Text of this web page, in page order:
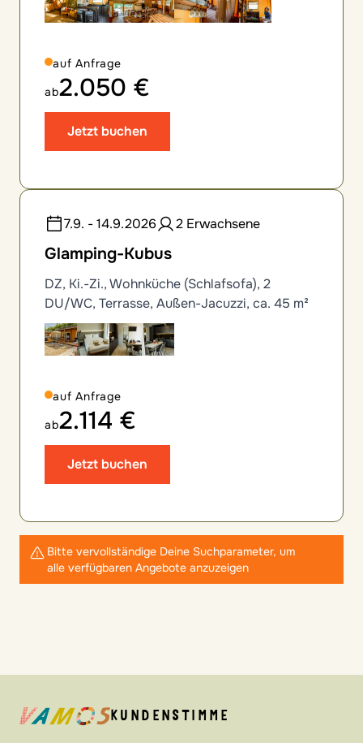
auf Anfrage
ab2.050 €
Jetzt buchen
7.9. - 14.9.2026 2 Erwachsene
Glamping-Kubus
DZ, Ki.-Zi., Wohnküche (Schlafsofa), 2
DU/WC, Terrasse, Außen-Jacuzzi, ca. 45 m²
auf Anfrage
ab2.114 €
Jetzt buchen
Bitte vervollständige Deine Suchparameter, um
alle verfügbaren Angebote anzuzeigen
KUNDENSTIMME